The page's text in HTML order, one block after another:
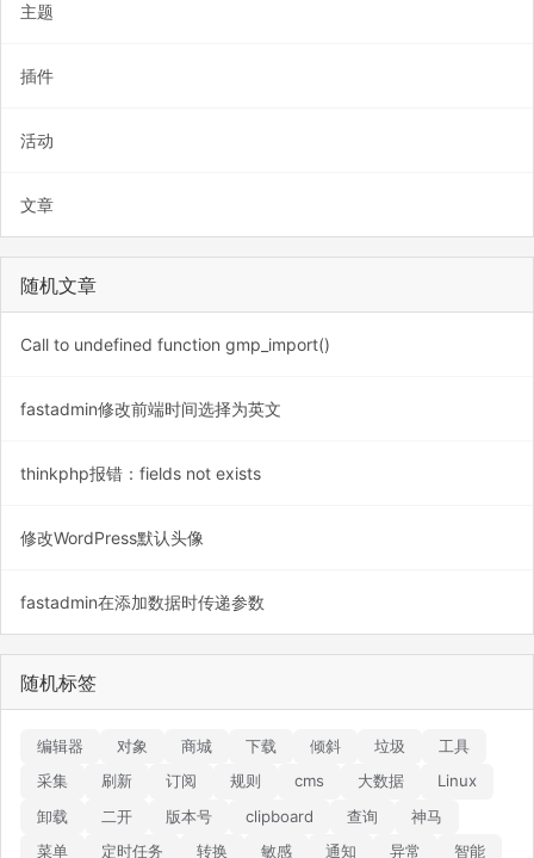
主题
插件
活动
文章
随机文章
Call to undefined function gmp_import()
fastadmin修改前端时间选择为英文
thinkphp报错：fields not exists
修改WordPress默认头像
fastadmin在添加数据时传递参数
随机标签
编辑器 对象 商城 下载 倾斜 垃圾
工具
采集
刷新 订阅 规则 cms 大数据
Linux
卸载
二开 版本号 clipboard 查询
神马
菜单
定时任务 转换 敏感 通知 异常 智能